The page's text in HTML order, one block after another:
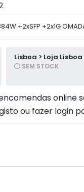
+2xSFP +2x1G
Lisboa > Loja Lisboa
SEM STOCK
online
ou fazer login